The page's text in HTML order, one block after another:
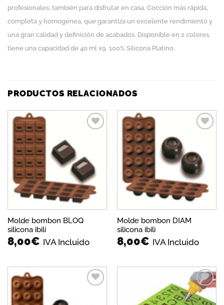
profesionales, también para disfrutar en casa. Cocción más rápida,
completa y homogénea, que garantiza un excelente rendimiento y
una gran calidad y definición de acabados. Disponible en 2 colores,
tiene una capacidad de 40 ml x9. 100% Silicona Platino.
PRODUCTOS RELACIONADOS
deseos
Molde bombon BLOQ
silicona ibili
8,00€ IVA Incluido
lista de
deseos
Molde bombon DIAM
silicona ibili
8,00€ IVA Incluido
Añadir
a la